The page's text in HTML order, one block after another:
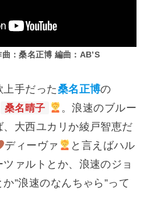
：桑名正博 編曲：AB’S
手だった桑名正博の
桑名晴子
。浪速のブルー
、大西ユカリか綾戸智恵だ
ディーヴァ
と言えばハル
ァルトとか、浪速のジョ
”浪速のなんちゃら”って